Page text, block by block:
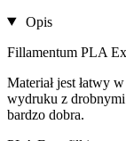
Opis
Fillamentum PLA
Materiał jest łatwy
wydruku z
bardzo dobra.